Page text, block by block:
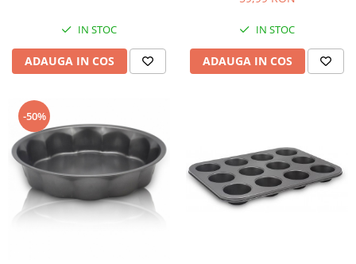
IN STOC
ADAUGA IN COS
IN STOC
ADAUGA IN COS
-50%